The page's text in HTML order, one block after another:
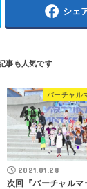
シェ
バーチャル
2021.01.28
次回『バーチャルマ